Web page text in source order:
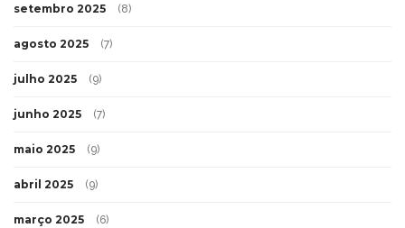
setembro 2025 (8)
agosto 2025 (7)
julho 2025 (9)
junho 2025 (7)
maio 2025 (9)
abril 2025 (9)
março 2025 (6)